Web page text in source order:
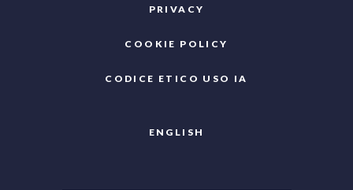
PRIVACY
COOKIE POLICY
CODICE ETICO USO IA
ENGLISH